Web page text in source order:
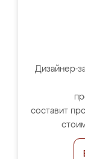
Дизайнер-
составит